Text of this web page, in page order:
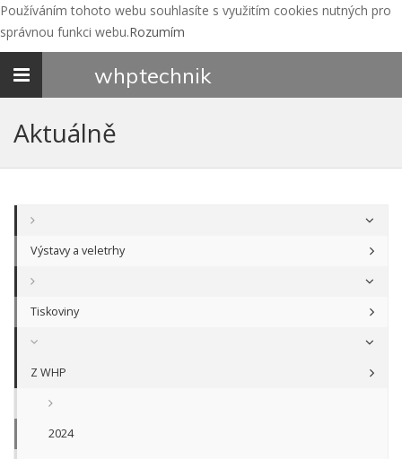
Používáním tohoto webu souhlasíte s využitím cookies nutných pro
správnou funkci webu.Rozumím
Toggle
whptechnik
Aktuálně
Výstavy a veletrhy
Tiskoviny
Z WHP
2024